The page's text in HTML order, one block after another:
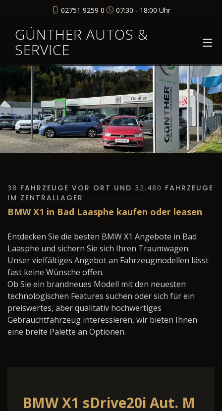
02751 9259 0 07:30 - 18:00 Uhr
GÜNTHER AUTOS &
SERVICE
38 FAHRZEUGE VOR ORT UND 32.480 FAHRZEUGE
IM ZENTRALLAGER
BMW X1 in Bad Laasphe kaufen oder leasen
Entdecken Sie die besten BMW X1 Angebote in Bad
Laasphe und sichern Sie sich Ihren Traumwagen.
Unser vielfältiges Angebot an Fahrzeugmodellen lässt
fast keine Wünsche offen.
Ob Sie ein brandneues Modell mit den neuesten
technologischen Features suchen oder sich für ein
preiswertes, aber qualitativ hochwertiges
Gebrauchtfahrzeug interessieren, wir bieten Ihnen
eine breite Palette an Optionen.
BMW X1 sDrive20i Aut. M